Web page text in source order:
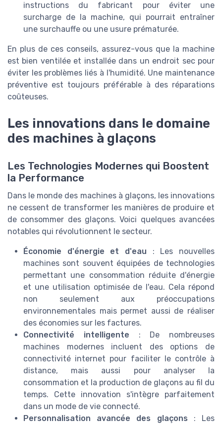
instructions du fabricant pour éviter une
surcharge de la machine, qui pourrait entraîner
une surchauffe ou une usure prématurée.
En plus de ces conseils, assurez-vous que la machine
est bien ventilée et installée dans un endroit sec pour
éviter les problèmes liés à l'humidité. Une maintenance
préventive est toujours préférable à des réparations
coûteuses.
Les innovations dans le domaine
des machines à glaçons
Les Technologies Modernes qui Boostent
la Performance
Dans le monde des machines à glaçons, les innovations
ne cessent de transformer les manières de produire et
de consommer des glaçons. Voici quelques avancées
notables qui révolutionnent le secteur.
Économie d'énergie et d'eau : Les nouvelles
machines sont souvent équipées de technologies
permettant une consommation réduite d'énergie
et une utilisation optimisée de l'eau. Cela répond
non seulement aux préoccupations
environnementales mais permet aussi de réaliser
des économies sur les factures.
Connectivité intelligente : De nombreuses
machines modernes incluent des options de
connectivité internet pour faciliter le contrôle à
distance, mais aussi pour analyser la
consommation et la production de glaçons au fil du
temps. Cette innovation s'intègre parfaitement
dans un mode de vie connecté.
Personnalisation avancée des glaçons : Les